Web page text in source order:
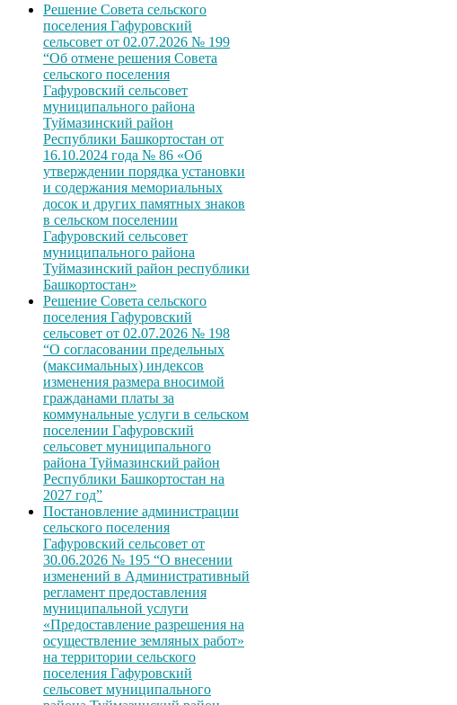
Решение Совета сельского
поселения Гафуровский
сельсовет от 02.07.2026 № 199
“Об отмене решения Совета
сельского поселения
Гафуровский сельсовет
муниципального района
Туймазинский район
Республики Башкортостан от
16.10.2024 года № 86 «Об
утверждении порядка установки
и содержания мемориальных
досок и других памятных знаков
в сельском поселении
Гафуровский сельсовет
муниципального района
Туймазинский район республики
Башкортостан»
Решение Совета сельского
поселения Гафуровский
сельсовет от 02.07.2026 № 198
“О согласовании предельных
(максимальных) индексов
изменения размера вносимой
гражданами платы за
коммунальные услуги в сельском
поселении Гафуровский
сельсовет муниципального
района Туймазинский район
Республики Башкортостан на
2027 год”
Постановление администрации
сельского поселения
Гафуровский сельсовет от
30.06.2026 № 195 “О внесении
изменений в Административный
регламент предоставления
муниципальной услуги
«Предоставление разрешения на
осуществление земляных работ»
на территории сельского
поселения Гафуровский
сельсовет муниципального